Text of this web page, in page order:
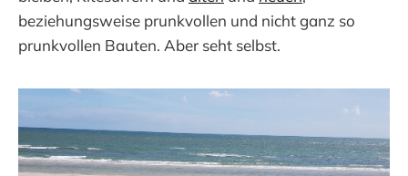
beziehungsweise prunkvollen und nicht ganz so
prunkvollen Bauten. Aber seht selbst.